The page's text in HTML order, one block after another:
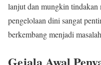
lanjut dan mungkin tindakan
pengelolaan dini sangat
berkembang menjadi
Gejala Awal